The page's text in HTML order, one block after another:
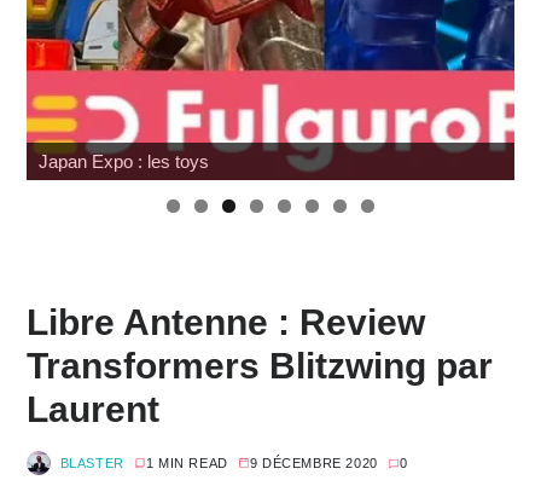
Japan Expo : les toys
Libre Antenne : Review
Transformers Blitzwing par
Laurent
BLASTER 1 MIN READ 9 DÉCEMBRE 2020 0